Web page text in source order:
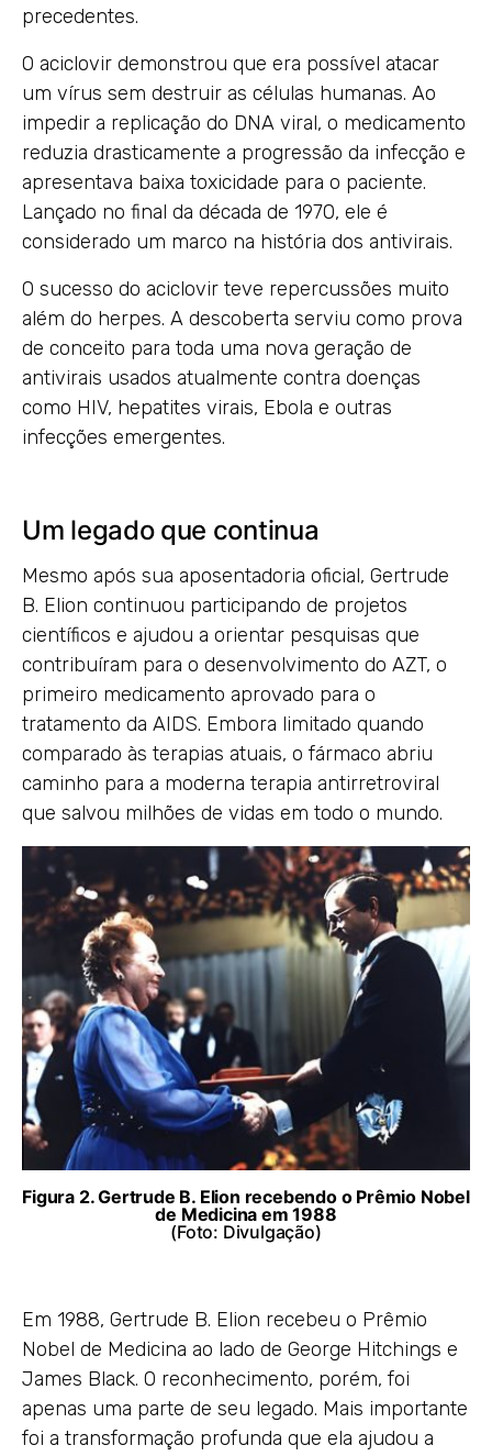
precedentes.
O aciclovir demonstrou que era possível atacar
um vírus sem destruir as células humanas. Ao
impedir a replicação do DNA viral, o medicamento
reduzia drasticamente a progressão da infecção e
apresentava baixa toxicidade para o paciente.
Lançado no final da década de 1970, ele é
considerado um marco na história dos antivirais.
O sucesso do aciclovir teve repercussões muito
além do herpes. A descoberta serviu como prova
de conceito para toda uma nova geração de
antivirais usados atualmente contra doenças
como HIV, hepatites virais, Ebola e outras
infecções emergentes.
Um legado que continua
Mesmo após sua aposentadoria oficial, Gertrude
B. Elion continuou participando de projetos
científicos e ajudou a orientar pesquisas que
contribuíram para o desenvolvimento do AZT, o
primeiro medicamento aprovado para o
tratamento da AIDS. Embora limitado quando
comparado às terapias atuais, o fármaco abriu
caminho para a moderna terapia antirretroviral
que salvou milhões de vidas em todo o mundo.
Figura 2. Gertrude B. Elion recebendo o Prêmio Nobel
de Medicina em 1988
(Foto: Divulgação)
Em 1988, Gertrude B. Elion recebeu o Prêmio
Nobel de Medicina ao lado de George Hitchings e
James Black. O reconhecimento, porém, foi
apenas uma parte de seu legado. Mais importante
foi a transformação profunda que ela ajudou a